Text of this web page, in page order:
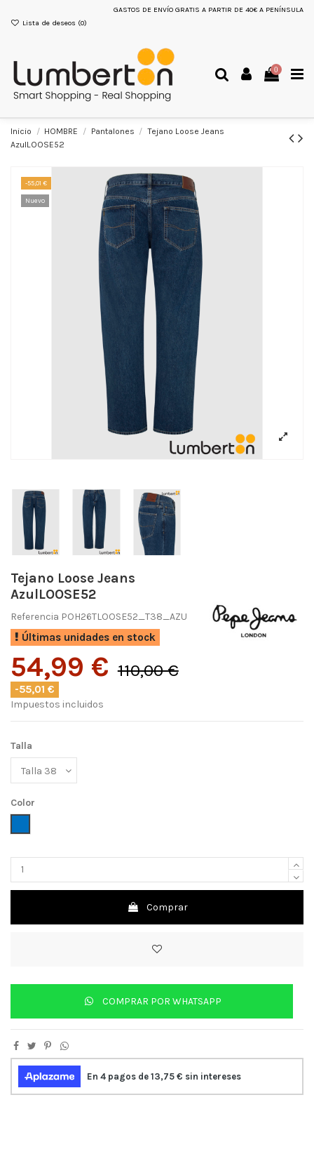
GASTOS DE ENVÍO GRATIS A PARTIR DE 40€ A PENÍNSULA
Lista de deseos (0)
0
Inicio HOMBRE Pantalones
Tejano Loose Jeans
AzulLOOSE52
-55,01 €
Nuevo
Tejano Loose Jeans
AzulLOOSE52
Referencia POH26TLOOSE52_T38_AZU
Últimas unidades en stock
54,99 € 110,00 €
-55,01 €
Impuestos incluidos
Talla
Color
Comprar
COMPRAR POR WHATSAPP